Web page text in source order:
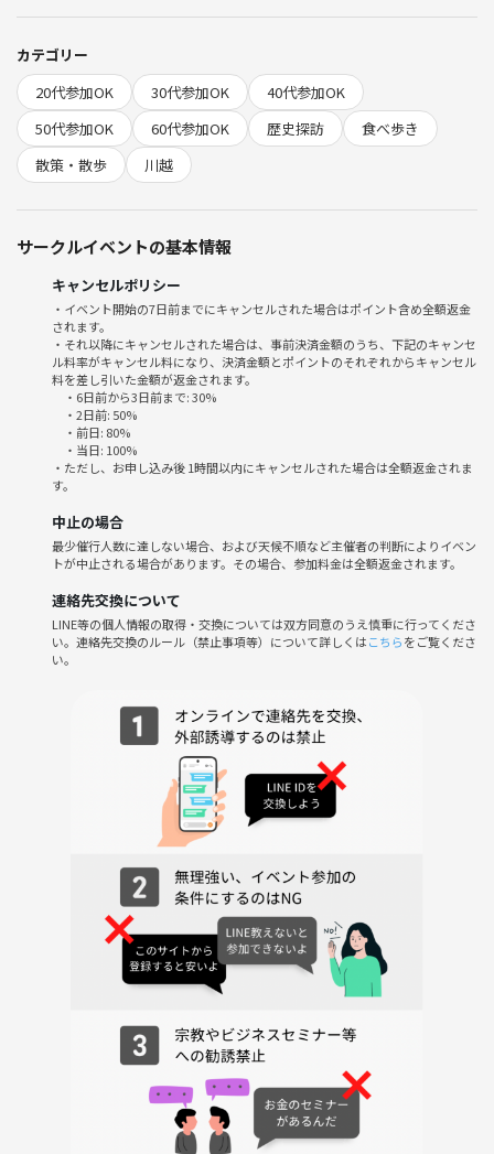
ます！ 🏠川越は古い
蔵の街なので最近外国人に人気のエリアになります！
⭐️神社好きな方 🎆 ⭐️🏠川越の街並み好きな
方 ⭐️歴史好きな方 ⭐️
食べ歩き好きな 🍡🍵 ご参加お待ちしてます
🌱サークルの雰囲気
お一人での参加も大歓迎です！
みんなで楽しく会話しながら、川越の魅力を再発見しましょう。
運営スタッフも皆さんと一緒に楽しむことを心がけていますので、初め
ての方も安心してご参加ください。
⚠️注意事項⚠️
下記の行為はご遠慮ください。
・勧誘・営業・暴言など
・迷惑行為
サークルやイベントの輪を乱す行動をする方、運営側の指示に従ってい
ただけない方や運営側が参加者様としてふさわしくないと判断した方
ぜひ、皆さんと一緒に川越祭りを楽しみましょう！
カテゴリー
20代参加OK
30代参加OK
40代参加OK
50代参加OK
60代参加OK 歴史探訪
食べ歩き
散策・散歩
川越
サークルイベントの基本情報
キャンセルポリシー
・イベント開始の7日前までにキャンセルされた場合はポイント含め全額返金
されます。
・それ以降にキャンセルされた場合は、事前決済金額のうち、下記のキャンセ
ル料率がキャンセル料になり、決済金額とポイントのそれぞれからキャンセル
料を差し引いた金額が返金されます。
・6日前から3日前まで: 30%
・2日前: 50%
・前日: 80%
・当日: 100%
・ただし、お申し込み後 1時間以内にキャンセルされた場合は全額返金されま
す。
中止の場合
最少催行人数に達しない場合、および天候不順など主催者の判断によりイベン
トが中止される場合があります。その場合、参加料金は全額返金されます。
連絡先交換について
LINE等の個人情報の取得・交換については双方同意のうえ慎重に行ってくださ
い。連絡先交換のルール（禁止事項等）について詳しくはこちらをご覧くださ
い。